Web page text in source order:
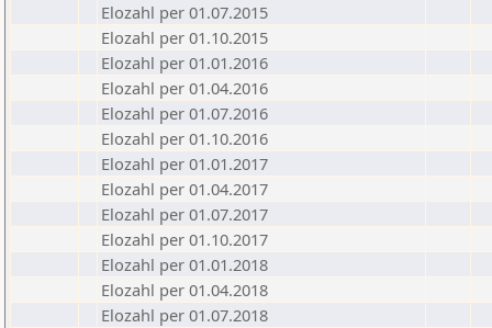
Elozahl per 01.07.2015
Elozahl per 01.10.2015
Elozahl per 01.01.2016
Elozahl per 01.04.2016
Elozahl per 01.07.2016
Elozahl per 01.10.2016
Elozahl per 01.01.2017
Elozahl per 01.04.2017
Elozahl per 01.07.2017
Elozahl per 01.10.2017
Elozahl per 01.01.2018
Elozahl per 01.04.2018
Elozahl per 01.07.2018